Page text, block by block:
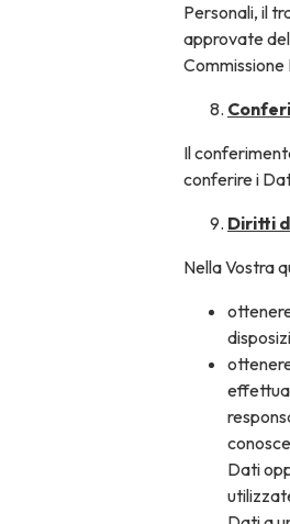
Personali, il
approvate
Commissione
Il
conferire i
Diritti
Nella Vostra
Dati